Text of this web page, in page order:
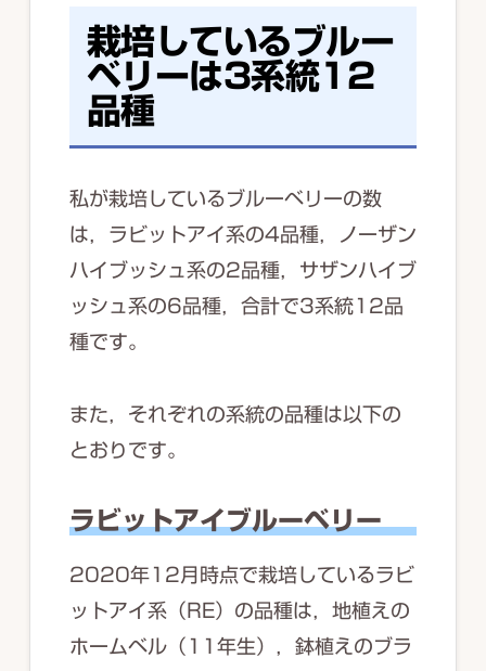
栽培しているブルー
ベリーは3系統12
品種
私が栽培しているブルーベリーの数
は，ラビットアイ系の4品種，ノーザン
ハイブッシュ系の2品種，サザンハイブ
ッシュ系の6品種，合計で3系統12品
種です。
また，それぞれの系統の品種は以下の
とおりです。
ラビットアイブルーベリー
2020年12月時点で栽培しているラビ
ットアイ系（RE）の品種は，地植えの
ホームベル（11年生），鉢植えのブラ